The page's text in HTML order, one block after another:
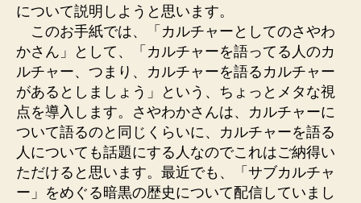
について説明しようと思います。
このお手紙では、「カルチャーとしてのさやわ
かさん」として、「カルチャーを語ってる人のカ
ルチャー、つまり、カルチャーを語るカルチャー
があるとしましょう」という、ちょっとメタな視
点を導入します。さやわかさんは、カルチャーに
ついて語るのと同じくらいに、カルチャーを語る
人についても話題にする人なのでこれはご納得い
ただけると思います。最近でも、「サブカルチャ
ー」をめぐる暗黒の歴史について配信していまし